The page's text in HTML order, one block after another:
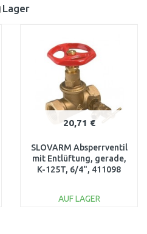
Lager
20,71 €
SLOVARM Absperrventil
mit Entlüftung, gerade,
K-125T, 6/4", 411098
AUF LAGER